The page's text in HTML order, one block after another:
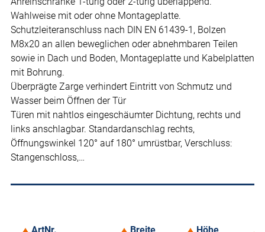
Wahlweise mit oder ohne Montageplatte.
Schutzleiteranschluss nach DIN EN 61439-1, Bolzen
M8x20 an allen beweglichen oder abnehmbaren Teilen
sowie in Dach und Boden, Montageplatte und Kabelplatten
mit Bohrung.
Überprägte Zarge verhindert Eintritt von Schmutz und
Wasser beim Öffnen der Tür
Türen mit nahtlos eingeschäumter Dichtung, rechts und
links anschlagbar. Standardanschlag rechts,
Öffnungswinkel 120° auf 180° umrüstbar, Verschluss:
Stangenschloss,…